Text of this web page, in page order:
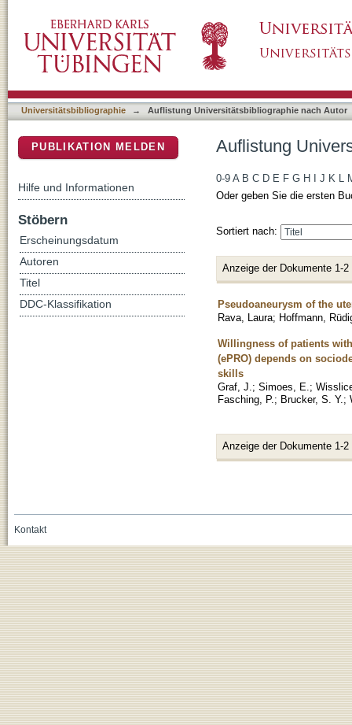
Universitätsbibliographie → Auflistung Universitätsbibliographie nach Autor
Auflistung
0-9 A B C D E F G H J K L
Oder geben Sie die ersten
Sortiert nach:
Anzeige der Dokumente 1-2
Pseudoaneurysm of the
Rava, Laura; Hoffmann,
Willingness of patients
(ePRO) depends on
skills
Graf, J. ; Simoes, E. ;
Fasching, P. ; Brucker, S. Y. ;
Anzeige der Dokumente 1-2
PUBLIKATION MELDEN
Hilfe und Informationen
Stöbern
Erscheinungsdatum
Autoren
Titel
DDC-Klassifikation
Kontakt